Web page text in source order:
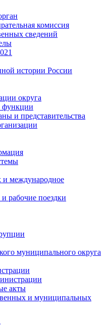
комиссия
сведений
истории России
округа
функции
и представительства
и международное
рабочие поездки
муниципального округа
акты
и муниципальных